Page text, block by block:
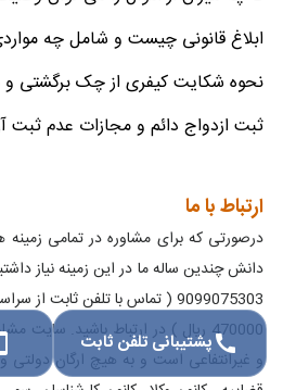
ابلاغ قانونی چیست و شامل چه
نحوه شکایت کیفری از چک برگشتی
ثبت ازدواج دائم و مجازات عدم ثبت
ارتباط با ما
درصورتی که برای مشاوره در تمامی
دانش چندین ساله ما در این زمینه نیاز
9099075303 ( تماس با تلفن ثابت
470000 ریال ) در ارتباط باشید.
و غیرانتفاعی است و به هیچ ارگان
callپشتیبانی تلفن ثابت